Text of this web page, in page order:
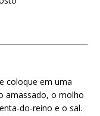
coloque em uma
amassado, o molho
do-reino e o sal.